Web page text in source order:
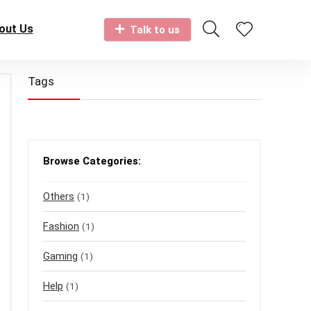
Us Talk to us
Tags
Browse Categories:
Others (1)
Fashion (1)
Gaming (1)
Help (1)